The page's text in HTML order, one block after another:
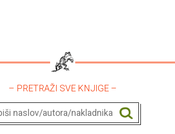
– PRETRAŽI SVE KNJIGE –